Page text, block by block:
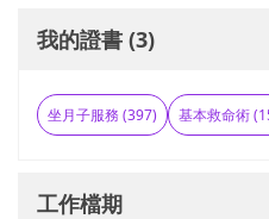
我的證書 (3)
坐月子服務 (397) 基本救命術
工作檔期